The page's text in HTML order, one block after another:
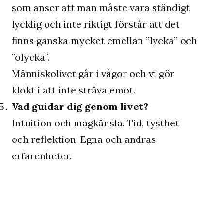
som anser att man måste vara ständigt
lycklig och inte riktigt förstår att det
finns ganska mycket emellan ”lycka” och
”olycka”.
Människolivet går i vågor och vi gör
klokt i att inte sträva emot.
Vad guidar dig genom livet?
Intuition och magkänsla. Tid, tysthet
och reflektion. Egna och andras
erfarenheter.